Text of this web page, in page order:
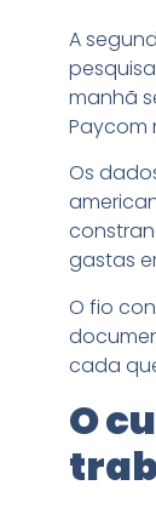
A
manhã
Paycom
Os
gastas
O fio
cada
O